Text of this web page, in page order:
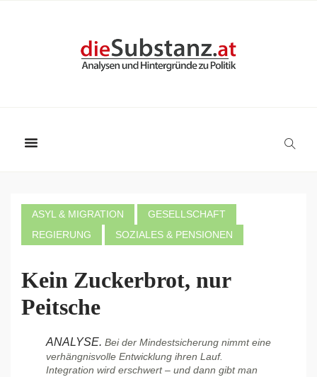
ASYL & MIGRATION
GESELLSCHAFT
REGIERUNG
SOZIALES & PENSIONEN
Kein Zuckerbrot, nur
Peitsche
ANALYSE. Bei der Mindestsicherung nimmt eine
verhängnisvolle Entwicklung ihren Lauf.
Integration wird erschwert – und dann gibt man